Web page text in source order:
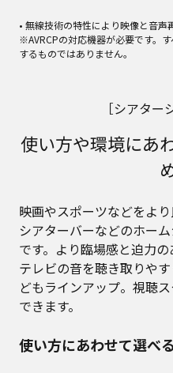
• 無線技術の特性により映像と音声
※AVRCPの対応機器が必要です。
するものではありません。
［シアター
使い方や環境にあ
映画やスポーツなどをよ
シアターバーなどのホー
です。より臨場感と迫力の
テレビの音を聴き取りや
どもラインアップ。視聴
できます。
使い方にあわせて選べ